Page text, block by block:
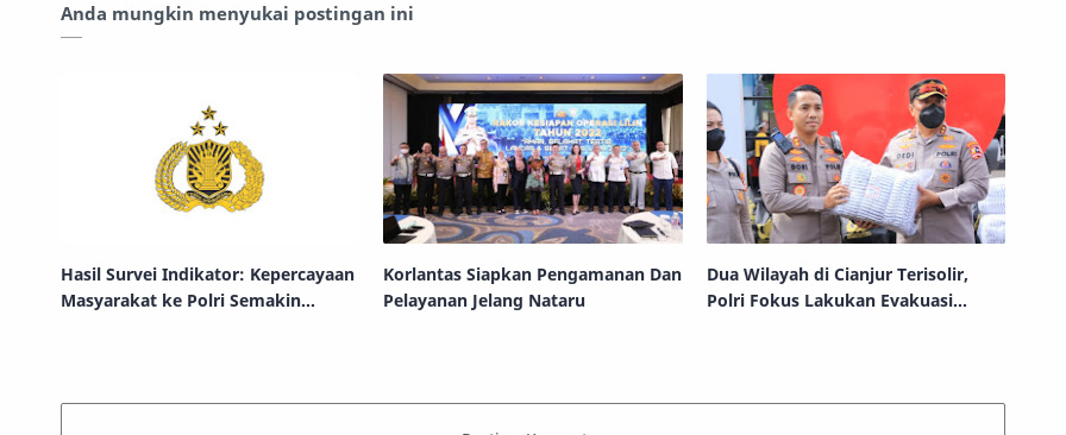
Anda mungkin menyukai postingan ini
Hasil Survei Indikator: Kepercayaan
Masyarakat ke Polri Semakin
Korlantas Siapkan Pengamanan Dan
Pelayanan Jelang Nataru
Dua Wilayah di Cianjur Terisolir,
Polri Fokus Lakukan Evakuasi